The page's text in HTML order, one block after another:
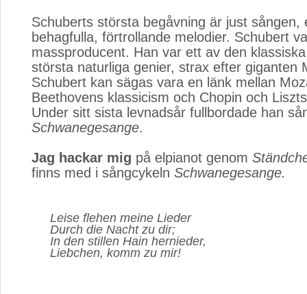
Schuberts största begåvning är just sången,
behagfulla, förtrollande melodier. Schubert
massproducent. Han var ett av den
största naturliga genier, strax efter giganten
Schubert kan sägas vara en länk mellan
Beethovens klassicism och Chopin och
Under sitt sista levnadsår fullbordade han
Schwanegesange.
Jag hackar mig på elpianot genom
finns med i sångcykeln Schwanegesange.
Leise flehen meine Lieder
Durch die Nacht zu dir;
In den stillen Hain hernieder,
Liebchen, komm zu mir!